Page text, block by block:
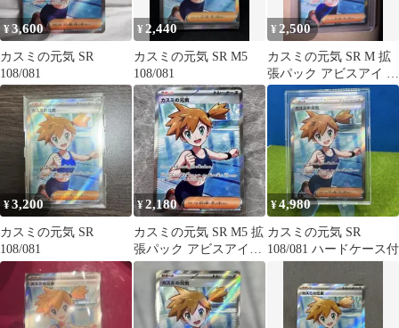
¥3,600
カスミの元気 SR
108/081
¥ 2,440
カスミの元気 SR M5
108/081
¥ 2,500
カスミの元気 SR M 拡
張パック アビスアイ キ
ラ 108/081
¥3,200
カスミの元気 SR
108/081
¥2,180
カスミの元気 SR M5 拡
張パック アビスアイ
108/081 ポケカ
¥4,980
カスミの元気 SR
108/081 ハードケース付